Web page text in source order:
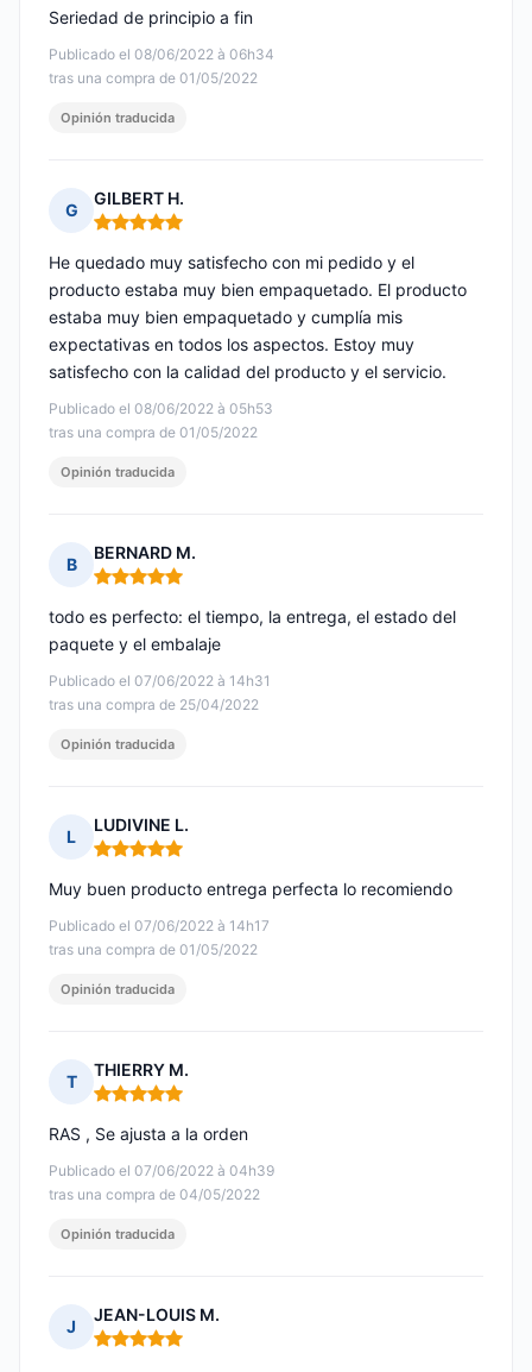
Publicado el 08/06/2022 à 06h34
tras una compra de 01/05/2022
Seriedad de principio a fin
Opinión traducida
G
GILBERT H.
Nota: 5 de 5
Publicado el 08/06/2022 à 05h53
tras una compra de 01/05/2022
He quedado muy satisfecho con mi pedido y el
producto estaba muy bien empaquetado. El producto
estaba muy bien empaquetado y cumplía mis
expectativas en todos los aspectos. Estoy muy
satisfecho con la calidad del producto y el servicio.
Opinión traducida
B
BERNARD M.
Nota: 5 de 5
Publicado el 07/06/2022 à 14h31
tras una compra de 25/04/2022
todo es perfecto: el tiempo, la entrega, el estado del
paquete y el embalaje
Opinión traducida
L
LUDIVINE L.
Nota: 5 de 5
Publicado el 07/06/2022 à 14h17
tras una compra de 01/05/2022
Muy buen producto entrega perfecta lo recomiendo
Opinión traducida
T
THIERRY M.
Nota: 5 de 5
Publicado el 07/06/2022 à 04h39
tras una compra de 04/05/2022
RAS , Se ajusta a la orden
Opinión traducida
J
JEAN-LOUIS M.
Nota: 5 de 5